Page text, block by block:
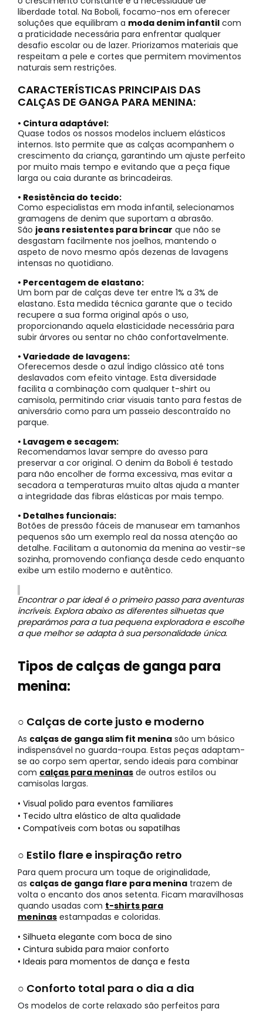
liberdade total. Na Boboli, focamo-nos em oferecer
soluções que equilibram a moda denim infantil com
a praticidade necessária para enfrentar qualquer
desafio escolar ou de lazer. Priorizamos materiais que
respeitam a pele e cortes que permitem movimentos
naturais sem restrições.
CARACTERÍSTICAS PRINCIPAIS DAS
CALÇAS DE GANGA PARA MENINA:
• Cintura adaptável:
Quase todos os nossos modelos incluem elásticos
internos. Isto permite que as calças acompanhem o
crescimento da criança, garantindo um ajuste perfeito
por muito mais tempo e evitando que a peça fique
larga ou caia durante as brincadeiras.
• Resistência do tecido:
Como especialistas em moda infantil, selecionamos
gramagens de denim que suportam a abrasão.
São jeans resistentes para brincar que não se
desgastam facilmente nos joelhos, mantendo o
aspeto de novo mesmo após dezenas de lavagens
intensas no quotidiano.
• Percentagem de elastano:
Um bom par de calças deve ter entre 1% a 3% de
elastano. Esta medida técnica garante que o tecido
recupere a sua forma original após o uso,
proporcionando aquela elasticidade necessária para
subir árvores ou sentar no chão confortavelmente.
• Variedade de lavagens:
Oferecemos desde o azul índigo clássico até tons
deslavados com efeito vintage. Esta diversidade
facilita a combinação com qualquer t-shirt ou
camisola, permitindo criar visuais tanto para festas de
aniversário como para um passeio descontraído no
parque.
• Lavagem e secagem:
Recomendamos lavar sempre do avesso para
preservar a cor original. O denim da Boboli é testado
para não encolher de forma excessiva, mas evitar a
secadora a temperaturas muito altas ajuda a manter
a integridade das fibras elásticas por mais tempo.
• Detalhes funcionais:
Botões de pressão fáceis de manusear em tamanhos
pequenos são um exemplo real da nossa atenção ao
detalhe. Facilitam a autonomia da menina ao vestir-se
sozinha, promovendo confiança desde cedo enquanto
exibe um estilo moderno e autêntico.
Encontrar o par ideal é o primeiro passo para aventuras
incríveis. Explora abaixo as diferentes silhuetas que
preparámos para a tua pequena exploradora e escolhe
a que melhor se adapta à sua personalidade única.
Tipos de calças de ganga para
menina:
○ Calças de corte justo e moderno
As calças de ganga slim fit menina são um básico
indispensável no guarda-roupa. Estas peças adaptam-
se ao corpo sem apertar, sendo ideais para combinar
com calças para meninas de outros estilos ou
camisolas largas.
• Visual polido para eventos familiares
• Tecido ultra elástico de alta qualidade
• Compatíveis com botas ou sapatilhas
○ Estilo flare e inspiração retro
Para quem procura um toque de originalidade,
as calças de ganga flare para menina trazem de
volta o encanto dos anos setenta. Ficam maravilhosas
quando usadas com t-shirts para
meninas estampadas e coloridas.
• Silhueta elegante com boca de sino
• Cintura subida para maior conforto
• Ideais para momentos de dança e festa
○ Conforto total para o dia a dia
Os modelos de corte relaxado são perfeitos para